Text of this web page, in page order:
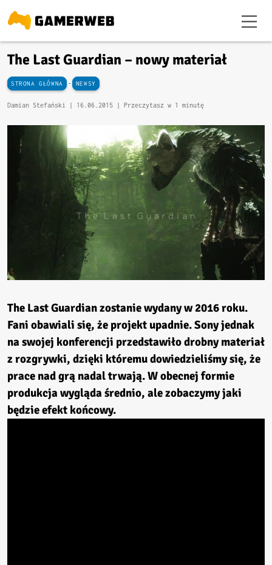
The Last Guardian – nowy materiał
STRONA GŁÓWNA - NEWSY
Damian Stefański | 16.06.2015 | Przeczytasz w 1 minutę
The Last Guardianzostanie wydany w 2016 roku.
Fani obawiali się, że projekt upadnie. Sony jednak
na swojej konferencji przedstawiło drobny materiał
z rozgrywki, dzięki któremu dowiedzieliśmy się, że
prace nad grą nadal trwają. W obecnej formie
produkcja wygląda średnio, ale zobaczymy jaki
będzie efekt końcowy.